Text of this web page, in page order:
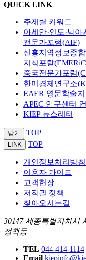
QUICK LINK
주제별 키워드
아세안·인도·남아
전문가포럼(AIF)
신흥지역정보종합
지식포탈
중국전문가포럼
한미경제연구소
EAER 영문학술지
APEC 연구센터
KIEP 뉴스레터
닫기 TOP
LINK TOP
개인정보처리방침
이용자 가이드
고객헌장
저작권 정책
찾아오시는길
30147 세종특별자치시
정책동
TEL 044-414-1114
Email